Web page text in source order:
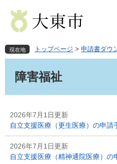
先
頭
を
飛
現在地 トップページ > 申請書ダウ
障害福祉
2026年7月1日更新
自立支援医療（更生医療）の申請
2026年7月1日更新
自立支援医療（精神通院医療）の